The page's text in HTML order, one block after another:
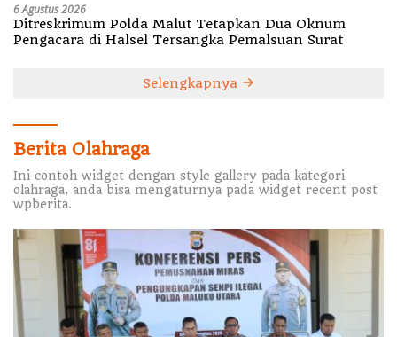
6 Agustus 2026
Ditreskrimum Polda Malut Tetapkan Dua Oknum
Pengacara di Halsel Tersangka Pemalsuan Surat
Selengkapnya
Berita Olahraga
Ini contoh widget dengan style gallery pada kategori
olahraga, anda bisa mengaturnya pada widget recent post
wpberita.